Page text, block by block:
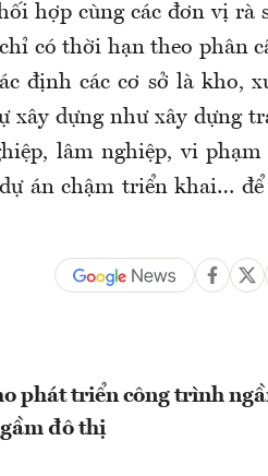
hợp cùng các đơn vị rà
có thời hạn theo phân
định các cơ sở là kho,
dựng như xây dựng
lâm nghiệp, vi
án chậm triển khai…
phát triển công trình
đô thị